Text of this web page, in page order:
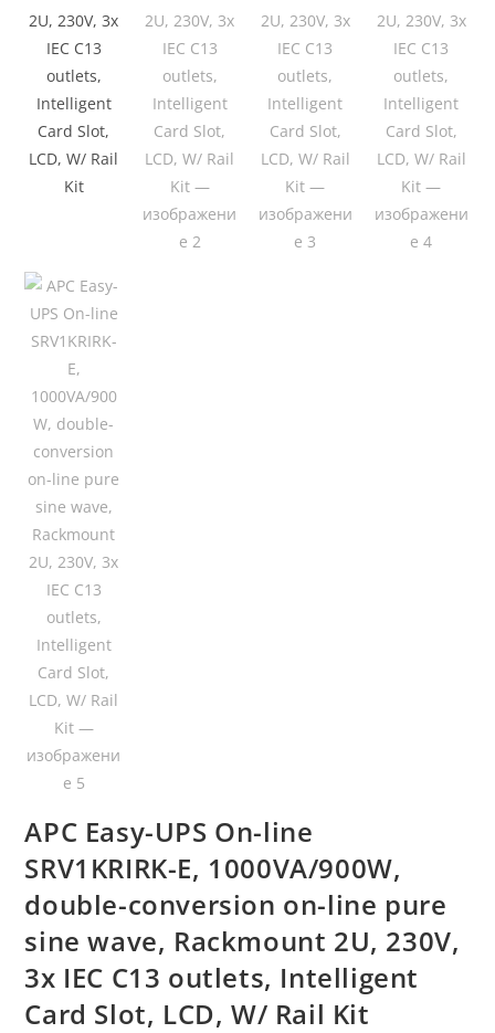
APC Easy-UPS On-line
SRV1KRIRK-E, 1000VA/900W,
double-conversion on-line pure
sine wave, Rackmount 2U, 230V,
3x IEC C13 outlets, Intelligent
Card Slot, LCD, W/ Rail Kit